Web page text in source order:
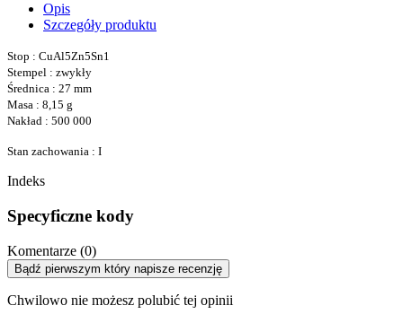
Opis
Szczegóły produktu
Stop : CuAl5Zn5Sn1
Stempel : zwykły
Średnica : 27 mm
Masa : 8,15 g
Nakład : 500 000
Stan zachowania : I
Indeks
Specyficzne kody
Komentarze (0)
Bądź pierwszym który napisze recenzję
Chwilowo nie możesz polubić tej opinii